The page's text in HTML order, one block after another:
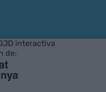
interactiva
de: